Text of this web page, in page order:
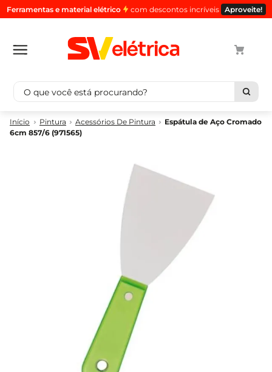
Ferramentas e material elétrico com descontos incríveis Aproveite!
O que você está procurando?
Pintura Acessórios De Pintura
Espátula de Aço Cromado
6cm 857/6 (971565)
Termos mais buscados
cabo